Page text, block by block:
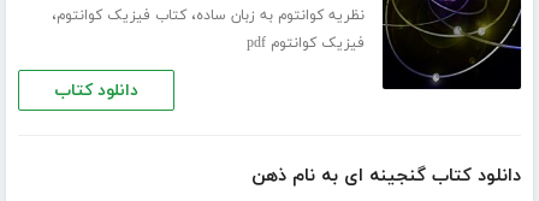
نظریه کوانتوم به زبان ساده،کتاب فیزیک کوانتوم،
فیزیک کوانتوم pdf
دانلود کتاب
دانلود کتاب گنجینه ای به نام ذهن